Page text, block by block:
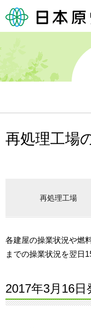
再処理工場
再処理工場
各建屋の操業状況や燃
までの操業状況を翌日
2017年3月16日